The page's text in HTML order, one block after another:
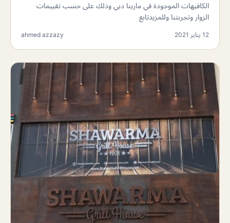
الكافيهات الموجودة في مارينا دبي وذلك على حسب تقييمات
الزوار وتجربتنا وللمزيدتابع
12 يناير 2021 ahmed azzazy